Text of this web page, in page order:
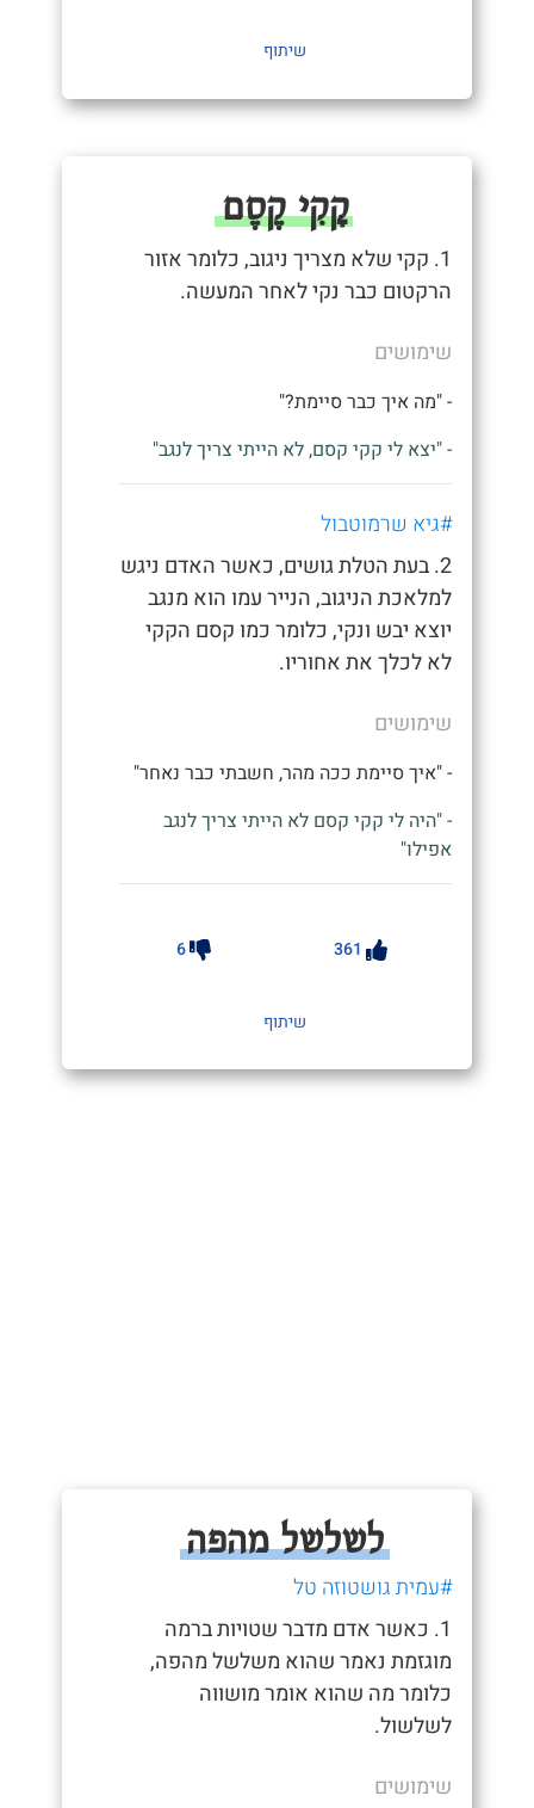
שיתוף
קָקִי קֶסֶם
1. קקי שלא מצריך ניגוב, כלומר אזור
הרקטום כבר נקי לאחר המעשה.
שימושים
- "מה איך כבר סיימת?"
- "יצא לי קקי קסם, לא הייתי צריך לנגב"
#גיא שרמוטבול
2. בעת הטלת גושים, כאשר האדם ניגש
למלאכת הניגוב, הנייר עמו הוא מנגב
יוצא יבש ונקי, כלומר כמו קסם הקקי
לא לכלך את אחוריו.
שימושים
- "איך סיימת ככה מהר, חשבתי כבר נאחר"
- "היה לי קקי קסם לא הייתי צריך לנגב
אפילו"
361
6
שיתוף
לשלשל מהפה
#עמית גושטוזה טל
1. כאשר אדם מדבר שטויות ברמה
מוגזמת נאמר שהוא משלשל מהפה,
כלומר מה שהוא אומר מושווה
לשלשול.
שימושים